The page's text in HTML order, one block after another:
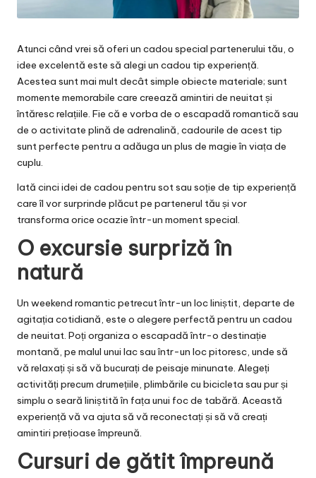
Atunci când vrei să oferi un cadou special partenerului tău, o
idee excelentă este să alegi un cadou tip experiență.
Acestea sunt mai mult decât simple obiecte materiale; sunt
momente memorabile care creează amintiri de neuitat și
întăresc relațiile. Fie că e vorba de o escapadă romantică sau
de o activitate plină de adrenalină, cadourile de acest tip
sunt perfecte pentru a adăuga un plus de magie în viața de
cuplu.
Iată cinci idei de cadou pentru sotsau soție de tip experiență
care îl vor surprinde plăcut pe partenerul tău și vor
transforma orice ocazie într-un moment special.
O excursie surpriză în
natură
Un weekend romantic petrecut într-un loc liniștit, departe de
agitația cotidiană, este o alegere perfectă pentru un cadou
de neuitat. Poți organiza o escapadă într-o destinație
montană, pe malul unui lac sau într-un loc pitoresc, unde să
vă relaxați și să vă bucurați de peisaje minunate. Alegeți
activități precum drumețiile, plimbările cu bicicleta sau pur și
simplu o seară liniștită în fața unui foc de tabără. Această
experiență vă va ajuta să vă reconectați și să vă creați
amintiri prețioase împreună.
Cursuri de gătit împreună